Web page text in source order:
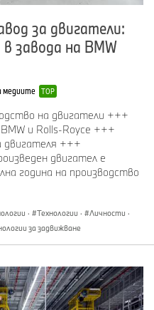
за двигатели:
завода на BMW
медиите TOP
на двигатели +++
и Rolls-Royce +++
двигателя +++
двигател е
година на производство
· Технологии · Личности ·
за задвижване